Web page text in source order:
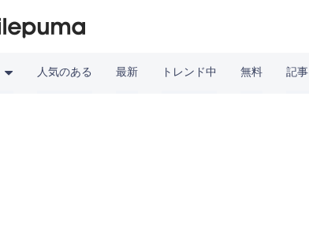
人気のある 最新 トレンド中 無料 記事